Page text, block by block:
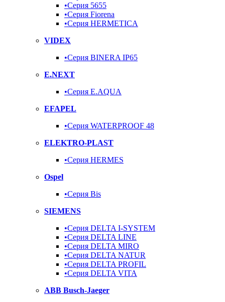
•Серия 5655
•Серия Fiorena
•Серия HERMETICA
VIDEX
•Серия BINERA IP65
E.NEXT
•Серия E.AQUA
EFAPEL
•Серия WATERPROOF 48
ELEKTRO-PLAST
•Серия HERMES
Ospel
•Серия Bis
SIEMENS
•Серия DELTA I-SYSTEM
•Серия DELTA LINE
•Серия DELTA MIRO
•Серия DELTA NATUR
•Серия DELTA PROFIL
•Серия DELTA VITA
ABB Busch-Jaeger